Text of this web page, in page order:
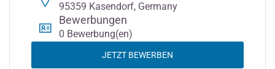
95359 Kasendorf, Germany
Bewerbungen
0 Bewerbung(en)
JETZT BEWERBEN